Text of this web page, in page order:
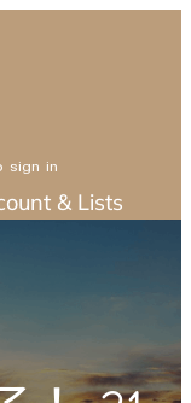
sign in
& Lists